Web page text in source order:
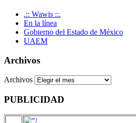
.:: Wawis ::.
En la línea
Gobierno del Estado de México
UAEM
Archivos
Archivos
PUBLICIDAD